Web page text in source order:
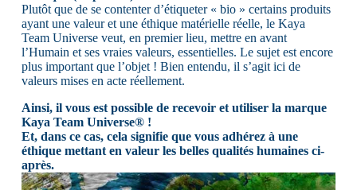
Plutôt que de se contenter d’étiqueter « bio » certains produits
ayant une valeur et une éthique matérielle réelle, le Kaya
Team Universe veut, en premier lieu, mettre en avant
l’Humain et ses vraies valeurs, essentielles. Le sujet est encore
plus important que l’objet ! Bien entendu, il s’agit ici de
valeurs mises en acte réellement.
Ainsi, il vous est possible de recevoir et utiliser la marque
Kaya Team Universe® !
Et, dans ce cas, cela signifie que vous adhérez à une
éthique mettant en valeur les belles qualités humaines ci-
après.